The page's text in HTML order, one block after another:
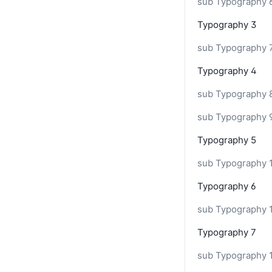
Typography 3
sub Typography
Typography 4
sub Typography
sub Typography
Typography 5
sub Typography
Typography 6
sub Typography
Typography 7
sub Typography